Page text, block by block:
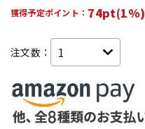
獲得予定ポイント： 74pt(1%)
注文数：